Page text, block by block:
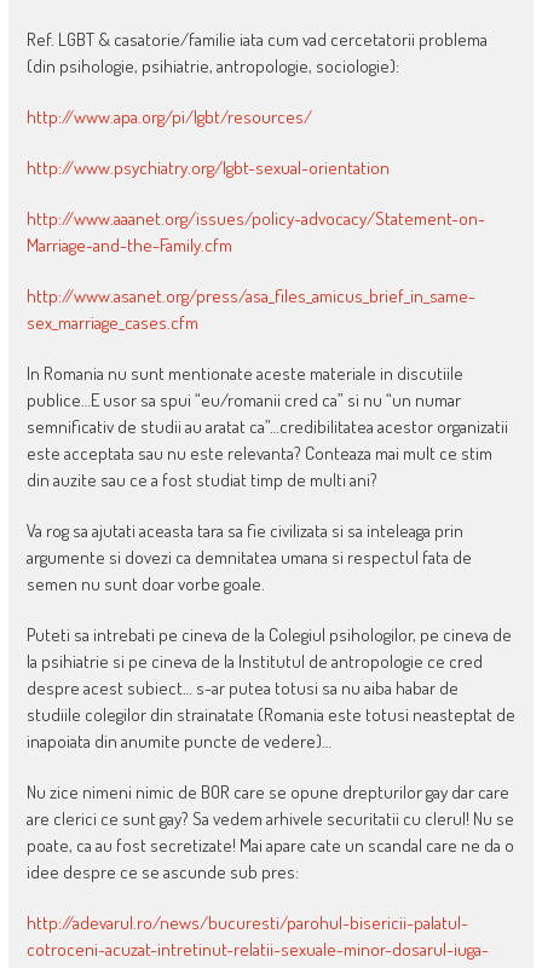
Ref. LGBT & casatorie/familie iata cum vad cercetatorii problema
(din psihologie, psihiatrie, antropologie, sociologie):
http://www.apa.org/pi/lgbt/resources/
http://www.psychiatry.org/lgbt-sexual-orientation
http://www.aaanet.org/issues/policy-advocacy/Statement-on-
Marriage-and-the-Family.cfm
http://www.asanet.org/press/asa_files_amicus_brief_in_same-
sex_marriage_cases.cfm
In Romania nu sunt mentionate aceste materiale in discutiile
publice…E usor sa spui “eu/romanii cred ca” si nu “un numar
semnificativ de studii au aratat ca”…credibilitatea acestor organizatii
este acceptata sau nu este relevanta? Conteaza mai mult ce stim
din auzite sau ce a fost studiat timp de multi ani?
Va rog sa ajutati aceasta tara sa fie civilizata si sa inteleaga prin
argumente si dovezi ca demnitatea umana si respectul fata de
semen nu sunt doar vorbe goale.
Puteti sa intrebati pe cineva de la Colegiul psihologilor, pe cineva de
la psihiatrie si pe cineva de la Institutul de antropologie ce cred
despre acest subiect… s-ar putea totusi sa nu aiba habar de
studiile colegilor din strainatate (Romania este totusi neasteptat de
inapoiata din anumite puncte de vedere)…
Nu zice nimeni nimic de BOR care se opune drepturilor gay dar care
are clerici ce sunt gay? Sa vedem arhivele securitatii cu clerul! Nu se
poate, ca au fost secretizate! Mai apare cate un scandal care ne da o
idee despre ce se ascunde sub pres:
http://adevarul.ro/news/bucuresti/parohul-bisericii-palatul-
cotroceni-acuzat-intretinut-relatii-sexuale-minor-dosarul-iuga-